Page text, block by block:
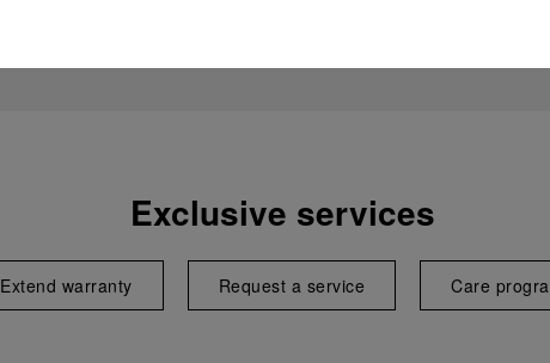
Exclusive services
Extend warranty Request a service Care